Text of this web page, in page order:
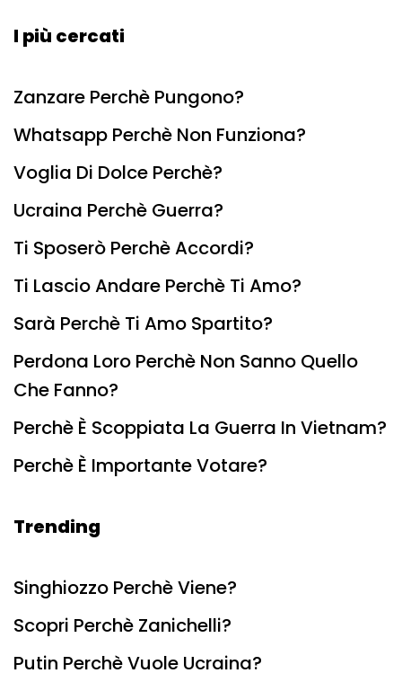
I più cercati
Zanzare Perchè Pungono?
Whatsapp Perchè Non Funziona?
Voglia Di Dolce Perchè?
Ucraina Perchè Guerra?
Ti Sposerò Perchè Accordi?
Ti Lascio Andare Perchè Ti Amo?
Sarà Perchè Ti Amo Spartito?
Perdona Loro Perchè Non Sanno Quello
Che Fanno?
Perchè È Scoppiata La Guerra In Vietnam?
Perchè È Importante Votare?
Trending
Singhiozzo Perchè Viene?
Scopri Perchè Zanichelli?
Putin Perchè Vuole Ucraina?